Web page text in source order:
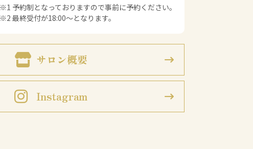
※1 予約制となっておりますので事前に予約ください。
※2 最終受付が18:00～となります。
サロン概要
Instagram